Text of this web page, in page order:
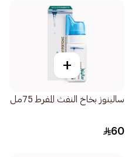
+
سالينوز بخاخ النفث المفرط 75مل
60